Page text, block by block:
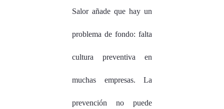
Salor añade que hay un
problema de fondo: falta
cultura preventiva en
muchas empresas. La
prevención no puede